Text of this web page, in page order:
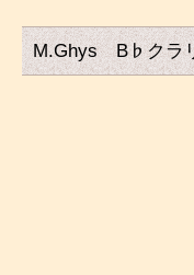
M.Ghys B♭クラ